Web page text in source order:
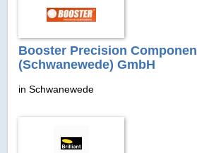
Booster Precision
(Schwanewede) GmbH
in Schwanewede